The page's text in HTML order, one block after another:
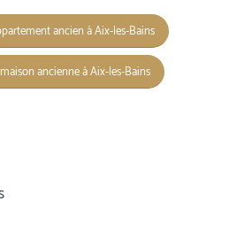
ancien à Aix-les-Bains
ancienne à Aix-les-Bains